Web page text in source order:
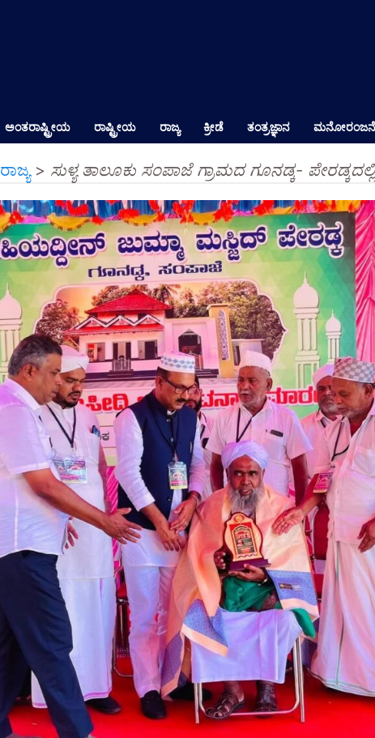
ಅಂತರಾಷ್ಟ್ರೀಯ ರಾಷ್ಟ್ರೀಯ ರಾಜ್ಯ ಕ್ರೀಡೆ ತಂತ್ರಜ್ಞಾನ ಮನೋರಂಜನೆ
ರಾಜ್ಯ> ಸುಳ್ಯ ತಾಲೂಕು ಸಂಪಾಜೆ ಗ್ರಾಮದ ಗೂನಡ್ಕ-